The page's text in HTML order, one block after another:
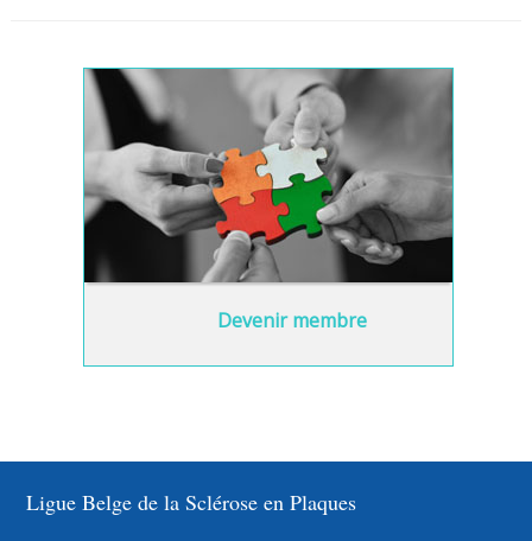
Devenir membre
Ligue Belge de la Sclérose en Plaques